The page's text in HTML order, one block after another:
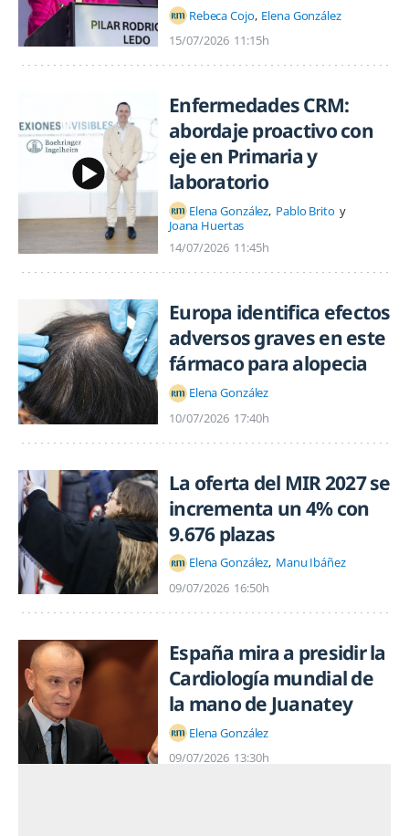
Rebeca Cojo Elena González
15/07/2026 11:15h
Enfermedades CRM:
abordaje proactivo con
eje en Primaria y
laboratorio
Elena González Pablo Brito
Joana Huertas
14/07/2026 11:45h
Europa identifica efectos
adversos graves en este
fármaco para alopecia
Elena González
10/07/2026 17:40h
La oferta del MIR 2027 se
incrementa un 4% con
9.676 plazas
Elena González Manu Ibáñez
09/07/2026 16:50h
España mira a presidir la
Cardiología mundial de
la mano de Juanatey
Elena González
09/07/2026 13:30h